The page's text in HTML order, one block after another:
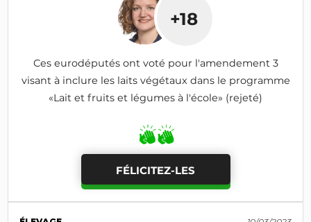
+18
Ces eurodéputés ont voté pour l'amendement 3
visant à inclure les laits végétaux dans le programme
«Lait et fruits et légumes à l'école» (rejeté)
FÉLICITEZ-LES